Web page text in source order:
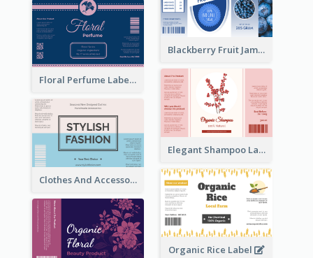
Blackberry Fruit Jam Label
Floral Perfume Label
Elegant Shampoo Label
Clothes And Accessories Label
Organic Rice Label